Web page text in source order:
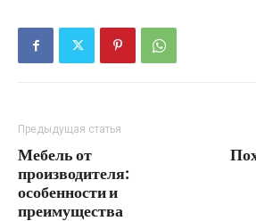
Предыдущая статья
Мебель от
производителя:
особенности и
преимущества